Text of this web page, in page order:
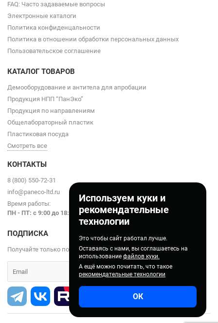
Используем куки и
рекомендательные
технологии
Это чтобы сайт работал лучше.
Оставаясь с нами, вы соглашаетесь на
использование файлов куки.
А ещё можно почитать, что такое
рекомендательные технологии
ОК
FAQ: Часто задаваемые вопросы
Электронные каталоги
Политика конфиденцальности
Политика в отношении обработки персональных данных
Пользовательское соглашение
КАТАЛОГ ТОВАРОВ
Демооборудование и антитела для апробации
Продукция НПП “ПанЭко”
Продукция по направлениям
Общелабораторный пластик
Пластиковая посуда
Смотреть все
КОНТАКТЫ
8 (800) 550-72-31
info@paneco-ltd.ru
Время работы:
ПН - ПТ: с 9:00 до 18:00
ПОДПИСКА
Получайте только полезные статьи!